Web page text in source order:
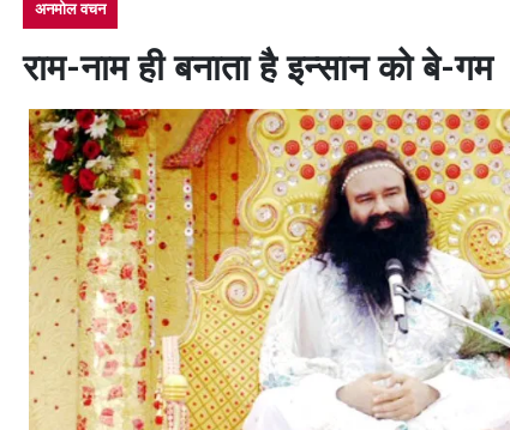
अनमोल वचन
राम-नाम ही बनाता है इन्सान को बे-गम